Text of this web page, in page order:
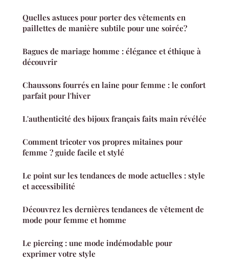
Quelles astuces pour porter des vêtements en
paillettes de manière subtile pour une soirée?
Bagues de mariage homme : élégance et éthique à
découvrir
Chaussons fourrés en laine pour femme : le confort
parfait pour l'hiver
L'authenticité des bijoux français faits main révélée
Comment tricoter vos propres mitaines pour
femme ? guide facile et stylé
Le point sur les tendances de mode actuelles : style
et accessibilité
Découvrez les dernières tendances de vêtement de
mode pour femme et homme
Le piercing : une mode indémodable pour
exprimer votre style